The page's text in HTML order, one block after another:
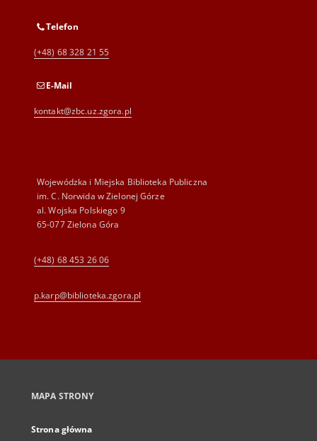
Telefon
(+48) 68 328 21 55
E-Mail
kontakt@zbc.uz.zgora.pl
Wojewódzka i Miejska Biblioteka Publiczna
im. C. Norwida w Zielonej Górze
al. Wojska Polskiego 9
65-077 Zielona Góra
(+48) 68 453 26 06
p.karp@biblioteka.zgora.pl
MAPA STRONY
Strona główna